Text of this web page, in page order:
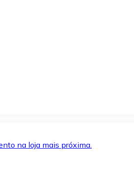
na loja mais próxima.